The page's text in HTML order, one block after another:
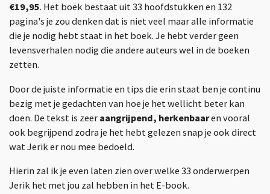
€19,95. Het boek bestaat uit 33 hoofdstukken en 132
pagina's je zou denken dat is niet veel maar alle informatie
die je nodig hebt staat in het boek. Je hebt verder geen
levensverhalen nodig die andere auteurs wel in de boeken
zetten.
Door de juiste informatie en tips die erin staat ben je continu
bezig met je gedachten van hoe je het wellicht beter kan
doen. De tekst is zeer aangrijpend, herkenbaaren vooral
ook begrijpend zodra je het hebt gelezen snap je ook direct
wat Jerik er nou mee bedoeld.
Hierin zal ik je even laten zien over welke 33 onderwerpen
Jerik het met jou zal hebben in het E-book.